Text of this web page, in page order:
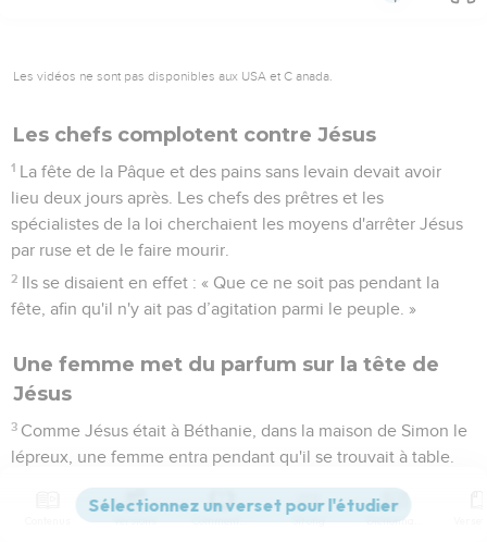
Les vidéos ne sont pas disponibles aux USA et C anada.
Les chefs complotent contre Jésus
1 La fête de la Pâque et des pains sans levain devait avoir
lieu deux jours après. Les chefs des prêtres et les
spécialistes de la loi cherchaient les moyens d'arrêter Jésus
par ruse et de le faire mourir.
2 Ils se disaient en effet : « Que ce ne soit pas pendant la
fête, afin qu'il n'y ait pas d’agitation parmi le peuple. »
Une femme met du parfum sur la tête de
Jésus
3 Comme Jésus était à Béthanie, dans la maison de Simon le
lépreux, une femme entra pendant qu'il se trouvait à table.
cher. Elle brisa le vase et versa le parfum sur la tête de
Versions Commentaires Strong